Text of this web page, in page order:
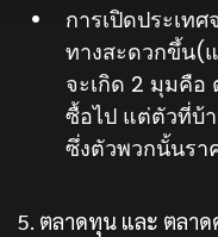
การเปิดประเท
ทางสะดวกขึ้น(
จะเกิด 2 มุมคือ
ซื้อไป แต่ตัวที่บ้า
ซึ่งตัวพวกนั้นร
5. ตลาดทุน และ ตลาด